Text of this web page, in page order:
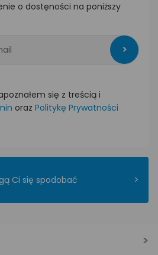
o dostęności na poniższy
>
się z treścią i
oraz Politykę Prywatności
Ci się spodobać >